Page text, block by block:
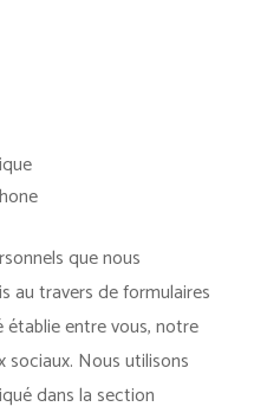
que nous
au travers de formulaires
entre vous, notre
sociaux. Nous utilisons
dans la section